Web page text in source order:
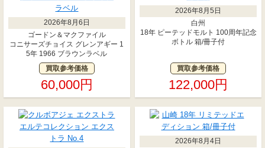
2026年8月6日
ゴードン＆マクファイル
コニサーズチョイス グレンアギー 1
5年 1966 ブラウンラベル
買取参考価格
60,000円
2026年8月5日
白州
18年 ピーテッドモルト 100周年記念
ボトル 箱/冊子付
買取参考価格
122,000円
2026年8月4日